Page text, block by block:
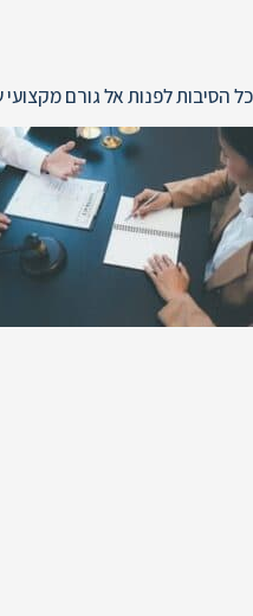
כל הסיבות לפנות אל גורם